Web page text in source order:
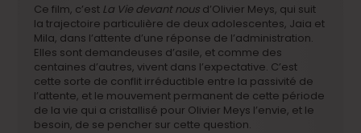
Ce film, c’est La Vie devant nous d’Olivier Meys, qui suit
la trajectoire particulière de deux adolescentes, Jaia et
Mila, dans l’attente d’une réponse de l’administration.
Elles sont demandeuses d’asile, et comme des
centaines d’autres, vivent dans l’expectative. C’est
cette sorte de conflit irréductible entre la passivité de
l’attente, et le mouvement permanent de cette période
de la vie qui a cristallisé pour Olivier Meys l’envie, et le
besoin, de se pencher sur cette question.